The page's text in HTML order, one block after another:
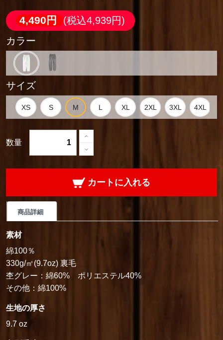
4,490円
(税込4,939円)
カラー
サイズ
数量
カートに入れる
商品詳細
素材
綿100％
330g/㎡(9.7oz) 裏毛
杢グレー：綿60% ポリエステル40%
その他：綿100%
生地の厚さ
9.7 oz